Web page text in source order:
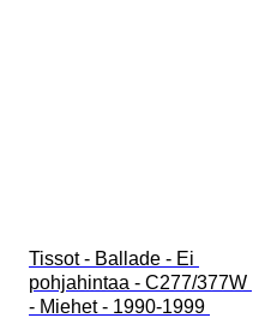
Tissot - Ballade - Ei
pohjahintaa - C277/377W
- Miehet - 1990-1999